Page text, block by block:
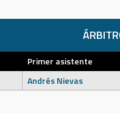
Primer asistente
Andrés Nievas